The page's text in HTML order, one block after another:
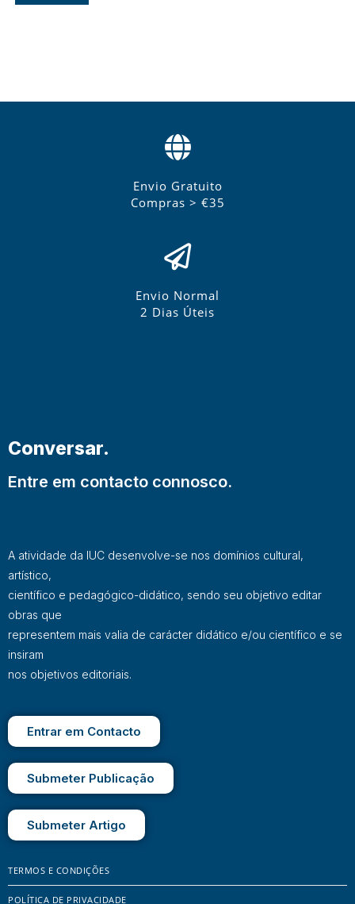
Envio Gratuito
Compras > €35
Envio Normal
2 Dias Úteis
Conversar.
Entre em contacto connosco.
A atividade da IUC desenvolve-se nos domínios cultural,
artístico,
científico e pedagógico-didático, sendo seu objetivo editar
obras que
representem mais valia de carácter didático e/ou científico e se
insiram
nos objetivos editoriais.
Entrar em Contacto
Submeter Publicação
Submeter Artigo
TERMOS E CONDIÇÕES
POLÍTICA DE PRIVACIDADE